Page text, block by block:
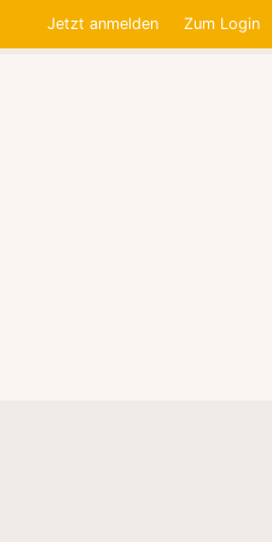
Jetzt anmelden Zum Login